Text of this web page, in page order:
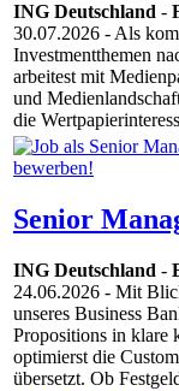
ING Deutschland -
30.07.2026 - Als
Investmentthemen
arbeitest mit
und
die
Senior
ING Deutschland -
24.06.2026 - Mit
unseres Business
Propositions in klare
optimierst die
übersetzt. Ob